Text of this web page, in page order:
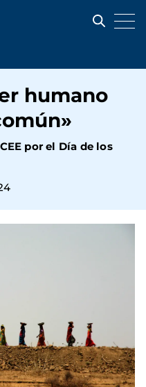
humano
por el Día de los